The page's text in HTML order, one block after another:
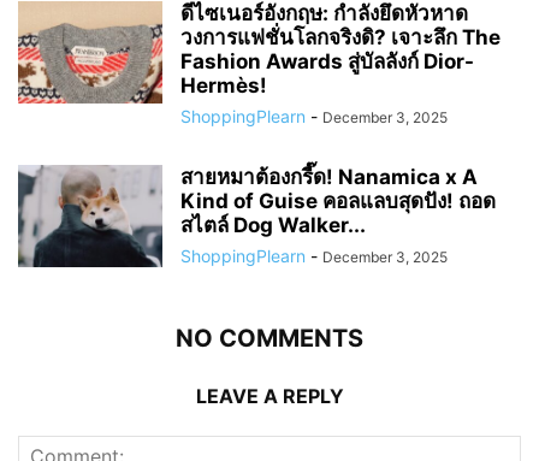
ดีไซเนอร์อังกฤษ: กำลังยึดหัวหาด
วงการแฟชั่นโลกจริงดิ? เจาะลึก The
Fashion Awards สู่บัลลังก์ Dior-
Hermès!
ShoppingPlearn - December 3, 2025
สายหมาต้องกรี๊ด! Nanamica x A
Kind of Guise คอลแลบสุดปัง! ถอด
สไตล์ Dog Walker...
ShoppingPlearn - December 3, 2025
NO COMMENTS
LEAVE A REPLY